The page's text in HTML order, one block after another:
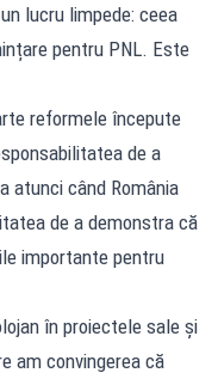
lucru limpede: ceea
pentru PNL. Este
reformele începute
de a
atunci când România
de a demonstra că
importante pentru
în proiectele sale și
am convingerea că